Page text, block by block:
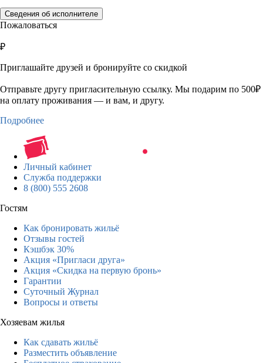
Сведения об исполнителе
Пожаловаться
₽
Приглашайте друзей и бронируйте со скидкой
Отправьте другу пригласительную ссылку. Мы подарим по 500₽
на оплату проживания — и вам, и другу.
Подробнее
Личный кабинет
Служба поддержки
8 (800) 555 2608
Гостям
Как бронировать жильё
Отзывы гостей
Кэшбэк 30%
Акция «Пригласи друга»
Акция «Скидка на первую бронь»
Гарантии
Суточный Журнал
Вопросы и ответы
Хозяевам жилья
Как сдавать жильё
Разместить объявление